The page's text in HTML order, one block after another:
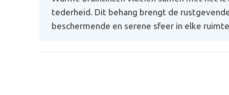
tederheid. Dit behang brengt de
beschermende en serene sfeer in elke